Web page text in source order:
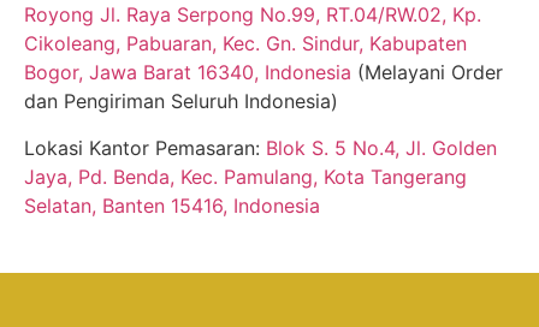
Royong Jl. Raya Serpong No.99, RT.04/RW.02, Kp.
Cikoleang, Pabuaran, Kec. Gn. Sindur, Kabupaten
Bogor, Jawa Barat 16340, Indonesia (Melayani Order
dan Pengiriman Seluruh Indonesia)
Lokasi Kantor Pemasaran: Blok S. 5 No.4, Jl. Golden
Jaya, Pd. Benda, Kec. Pamulang, Kota Tangerang
Selatan, Banten 15416, Indonesia